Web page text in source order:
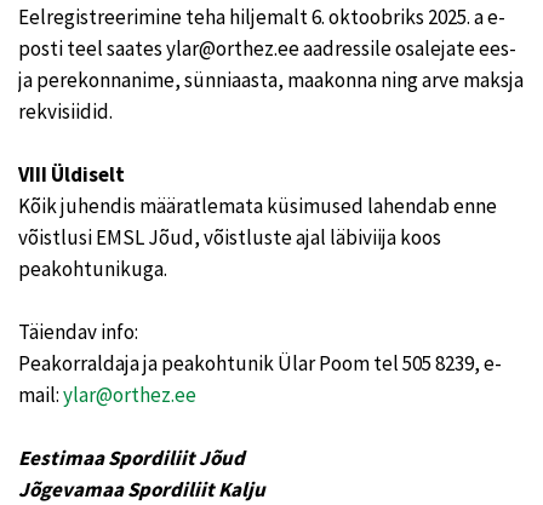
Eelregistreerimine teha hiljemalt 6. oktoobriks 2025. a e-
posti teel saates ylar@orthez.ee aadressile osalejate ees-
ja perekonnanime, sünniaasta, maakonna ning arve maksja
rekvisiidid.
VIII Üldiselt
Kõik juhendis määratlemata küsimused lahendab enne
võistlusi EMSL Jõud, võistluste ajal läbiviija koos
peakohtunikuga.
Täiendav info:
Peakorraldaja ja peakohtunik Ülar Poom tel 505 8239, e-
mail:ylar@orthez.ee
Eestimaa Spordiliit Jõud
Jõgevamaa Spordiliit Kalju